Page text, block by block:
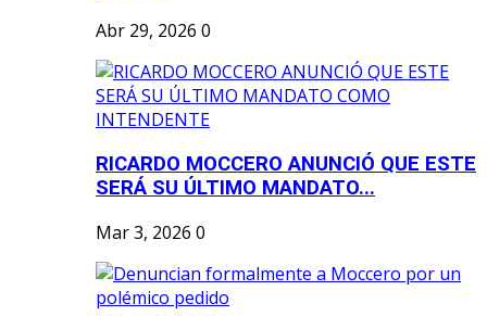
Abr 29, 2026 0
RICARDO MOCCERO ANUNCIÓ QUE ESTE
SERÁ SU ÚLTIMO MANDATO...
Mar 3, 2026 0